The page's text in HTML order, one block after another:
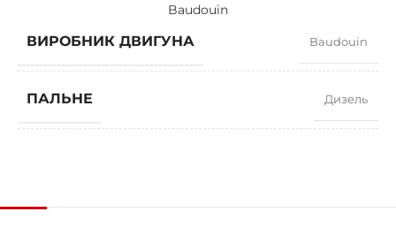
Baudouin
ВИРОБНИК ДВИГУНА Baudouin
ПАЛЬНЕ Дизель
ШВИДКІСТЬ